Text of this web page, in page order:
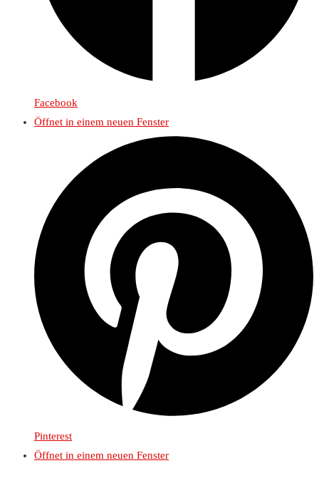
Facebook
Öffnet in einem neuen Fenster
Pinterest
Öffnet in einem neuen Fenster